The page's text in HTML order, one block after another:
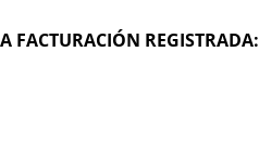
FACTURACIÓN REGISTRADA: